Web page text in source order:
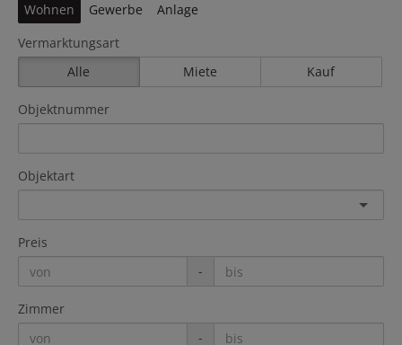
Wohnen Gewerbe
Anlage
Vermarktungsart
Alle
Miete Kauf
Objektnummer
Objektart
Preis
-
Zimmer
-